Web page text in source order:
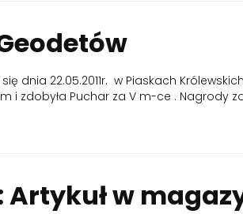
dnia 22.05.2011r. w Piaskach
zdobyła Puchar za V m-ce . Nagrody
Artykuł w